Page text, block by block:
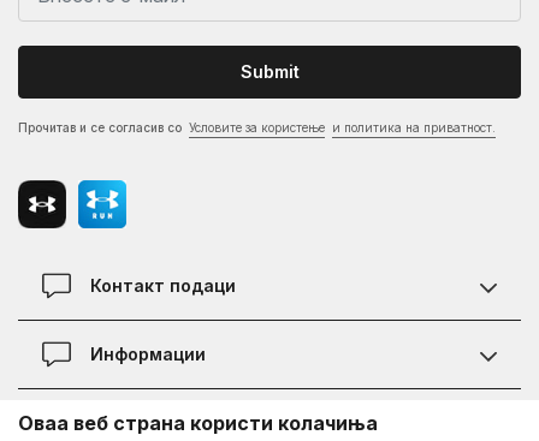
Submit
Прочитав и се согласив со Условите за користење и политика на приватност.
Контакт подаци
Контакт
Информации
Информации за Under Armour
Оваа веб страна користи колачиња